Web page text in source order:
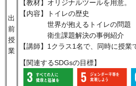
出
前
授
業
【教材】オリジナルツールを用意。
【内容】トイレの歴史
世界が抱えるトイレの問題
衛生課題解決の事例紹介
【講師】1クラス1名で、同時に授
【関連するSDGsの目標】